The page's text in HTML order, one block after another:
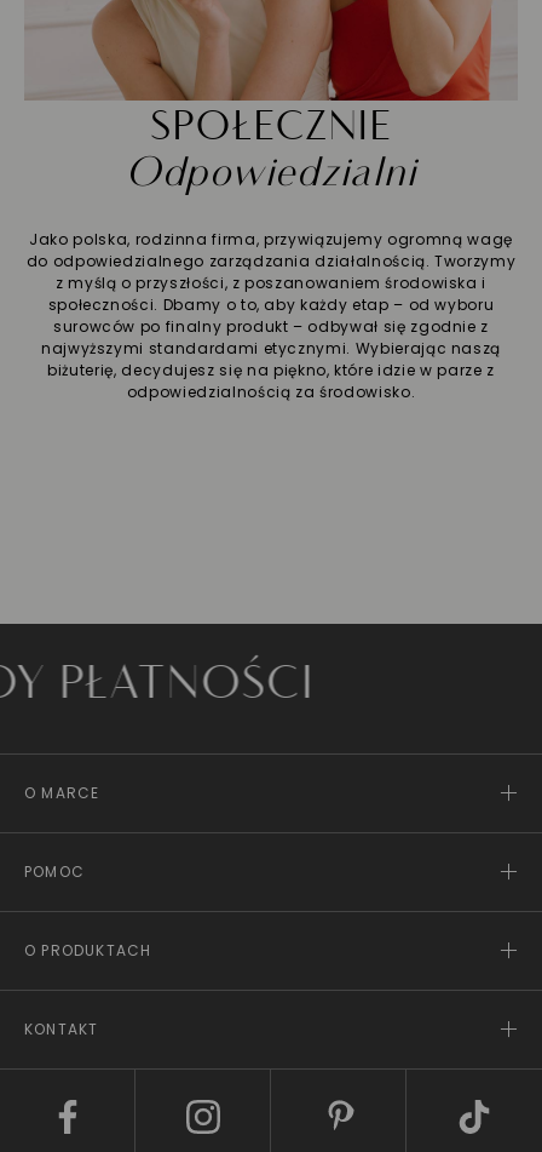
SPOŁECZNIE
Odpowiedzialni
Jako polska, rodzinna firma, przywiązujemy ogromną wagę
do odpowiedzialnego zarządzania działalnością. Tworzymy
z myślą o przyszłości, z poszanowaniem środowiska i
społeczności. Dbamy o to, aby każdy etap – od wyboru
surowców po finalny produkt – odbywał się zgodnie z
najwyższymi standardami etycznymi. Wybierając naszą
biżuterię, decydujesz się na piękno, które idzie w parze z
odpowiedzialnością za środowisko.
O MARCE
POMOC
O PRODUKTACH
KONTAKT